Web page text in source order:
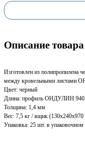
Описание товара
Изготовлен из полипропилена
между кровельными листами
Цвет: черный
Длина: профиль ОНДУЛИН 940
Толщина: 1,4 мм
Вес: 7,5 кг / ящик
Упаковка: 25 шт. в